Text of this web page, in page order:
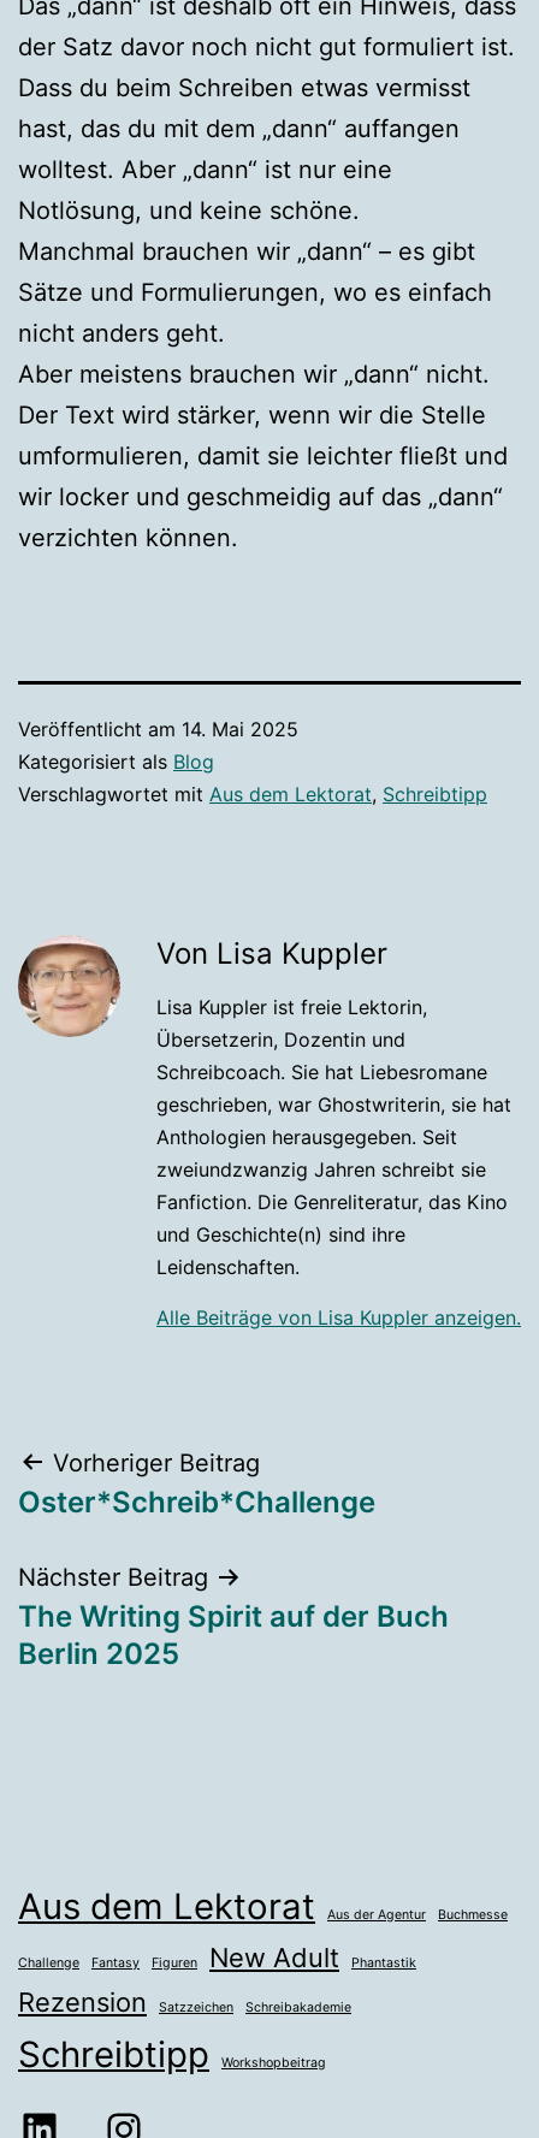
Das „dann“ ist deshalb oft ein Hinweis, dass
der Satz davor noch nicht gut formuliert ist.
Dass du beim Schreiben etwas vermisst
hast, das du mit dem „dann“ auffangen
wolltest. Aber „dann“ ist nur eine
Notlösung, und keine schöne.
Manchmal brauchen wir „dann“ – es gibt
Sätze und Formulierungen, wo es einfach
nicht anders geht.
Aber meistens brauchen wir „dann“ nicht.
Der Text wird stärker, wenn wir die Stelle
umformulieren, damit sie leichter fließt und
wir locker und geschmeidig auf das „dann“
verzichten können.
Veröffentlicht am 14. Mai 2025
Kategorisiert als Blog
Verschlagwortet mit Aus dem Lektorat, Schreibtipp
Von Lisa Kuppler
Lisa Kuppler ist freie Lektorin,
Übersetzerin, Dozentin und
Schreibcoach. Sie hat Liebesromane
geschrieben, war Ghostwriterin, sie hat
Anthologien herausgegeben. Seit
zweiundzwanzig Jahren schreibt sie
Fanfiction. Die Genreliteratur, das Kino
und Geschichte(n) sind ihre
Leidenschaften.
Alle Beiträge von Lisa Kuppler anzeigen.
Beitragsnavigation
Vorheriger Beitrag
Oster*Schreib*Challenge
Nächster Beitrag
The Writing Spirit auf der Buch
Berlin 2025
Aus dem Lektorat Aus der Agentur Buchmesse
Challenge Fantasy Figuren New Adult Phantastik
Rezension Satzzeichen Schreibakademie
Schreibtipp Workshopbeitrag